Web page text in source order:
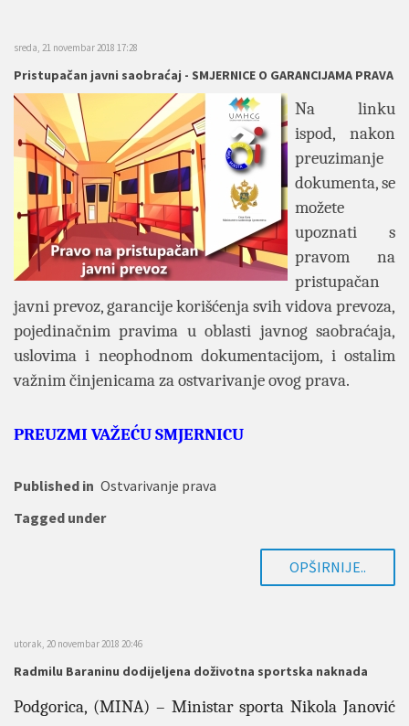
sreda, 21 novembar 2018 17:28
Pristupačan javni saobraćaj - SMJERNICE O GARANCIJAMA PRAVA
Na linku
ispod, nakon
preuzimanje
dokumenta, se
možete
upoznati s
pravom na
pristupačan
javni prevoz, garancije korišćenja svih vidova prevoza,
pojedinačnim pravima u oblasti javnog saobraćaja,
uslovima i neophodnom dokumentacijom, i ostalim
važnim činjenicama za ostvarivanje ovog prava.
PREUZMI VAŽEĆU SMJERNICU
Published in Ostvarivanje prava
Tagged under
OPŠIRNIJE..
utorak, 20 novembar 2018 20:46
Radmilu Baraninu dodijeljena doživotna sportska naknada
Podgorica, (MINA) – Ministar sporta Nikola Janović